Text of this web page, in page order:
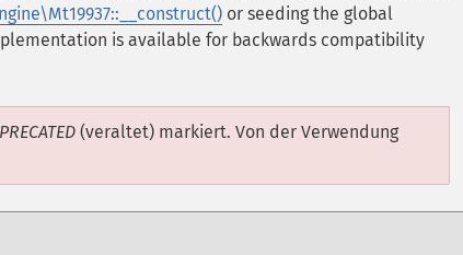
or seeding the global
is available for backwards compatibility
(veraltet) markiert. Von der Verwendung